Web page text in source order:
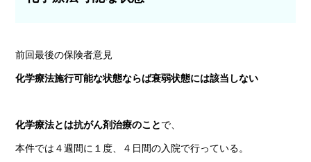
前回最後の保険者意見
化学療法施行可能な状態ならば衰弱状態には該当しない
化学療法とは抗がん剤治療のことで、
本件では４週間に１度、４日間の入院で行っている。